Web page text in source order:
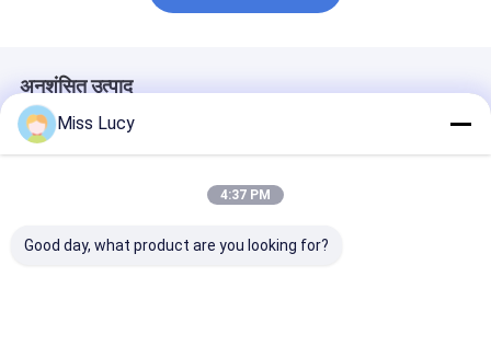
अनुशंसित उत्पाद
Miss Lucy
4:37 PM
Good day, what product are you looking for?